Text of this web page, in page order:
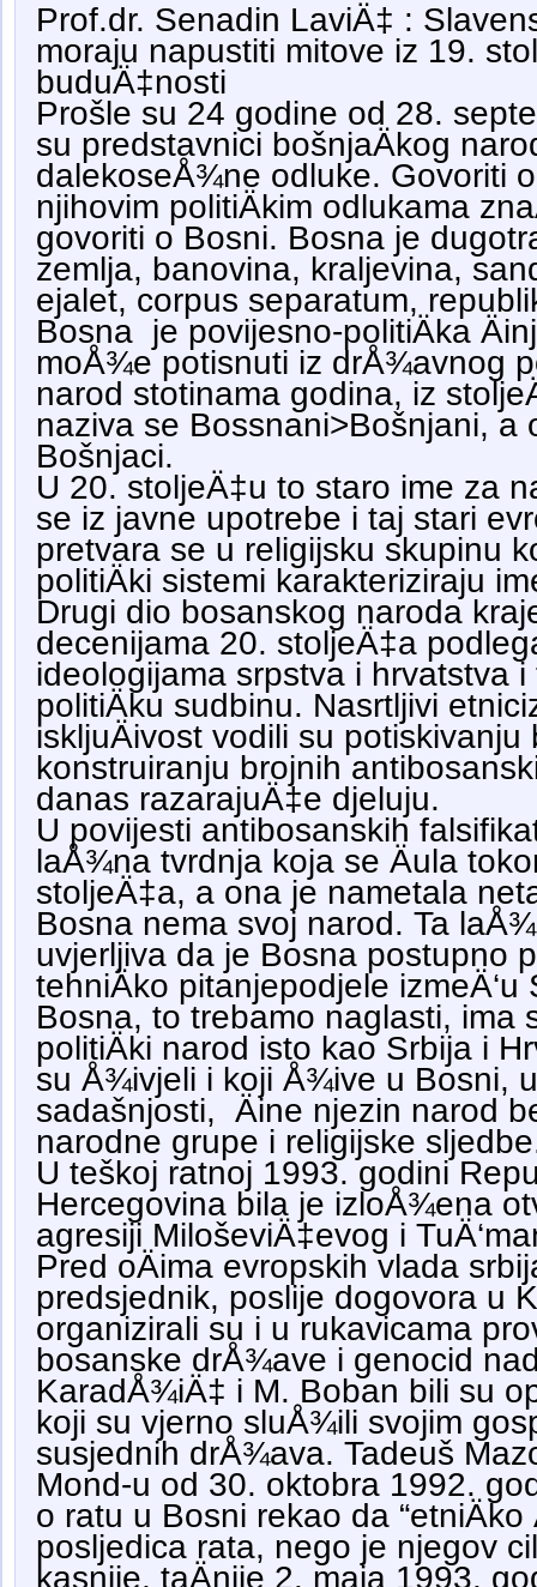
Prof.dr. Senadin LaviÄ‡ :
moraju napustiti mitove iz 19.
buduÄ‡nosti
Prošle su 24 godine od 28.
su predstavnici bošnjaÄkog
dalekoseÅ¾ne odluke. Govoriti
njihovim politiÄkim odlukama
govoriti o Bosni. Bosna je
zemlja, banovina, kraljevina,
ejalet, corpus separatum,
Bosna je povijesno-politiÄka
moÅ¾e potisnuti iz drÅ¾avnog
narod stotinama godina, iz
naziva se Bossnani>Bošnjani, a
Bošnjaci.
U 20. stoljeÄ‡u to staro ime za
se iz javne upotrebe i taj stari
pretvara se u religijsku skupinu
politiÄki sistemi karakteriziraju
Drugi dio bosanskog naroda
decenijama 20. stoljeÄ‡a
ideologijama srpstva i hrvatstva
politiÄku sudbinu. Nasrtljivi
iskljuÄivost vodili su
konstruiranju brojnih
danas razarajuÄ‡e djeluju.
U povijesti antibosanskih
laÅ¾na tvrdnja koja se Äula
stoljeÄ‡a, a ona je nametala
Bosna nema svoj narod. Ta
uvjerljiva da je Bosna postupno
tehniÄko pitanjepodjele
Bosna, to trebamo naglasti, ima
politiÄki narod isto kao Srbija i
su Å¾ivjeli i koji Å¾ive u Bosni,
sadašnjosti, Äine njezin narod
narodne grupe i religijske
U teškoj ratnoj 1993. godini
Hercegovina bila je izloÅ¾ena
agresiji MiloševiÄ‡evog i
Pred oÄima evropskih vlada
predsjednik, poslije dogovora u
organizirali su i u rukavicama
bosanske drÅ¾ave i genocid
KaradÅ¾iÄ‡ i M. Boban bili su
koji su vjerno sluÅ¾ili svojim
susjednih drÅ¾ava. Tadeuš
Mond-u od 30. oktobra 1992.
o ratu u Bosni rekao da “etniÄko
posljedica rata, nego je njegov
kasnije, taÄnije 2. maja 1993.